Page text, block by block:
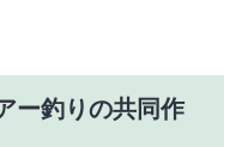
ー釣りの共同作